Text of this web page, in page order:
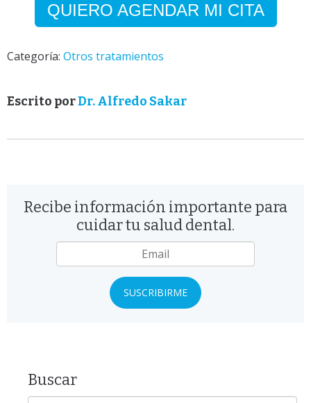
QUIERO AGENDAR MI CITA
Categoría: Otros tratamientos
Escrito porDr. Alfredo Sakar
Recibe información importante para
cuidar tu salud dental.
Buscar